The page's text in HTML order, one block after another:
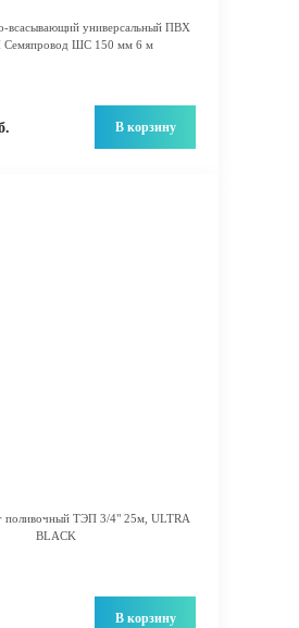
всасывающий универсальный ПВХ
ШС 150 мм 6 м
В корзину
ТЭП 3/4" 25м, ULTRA
BLACK
В корзину